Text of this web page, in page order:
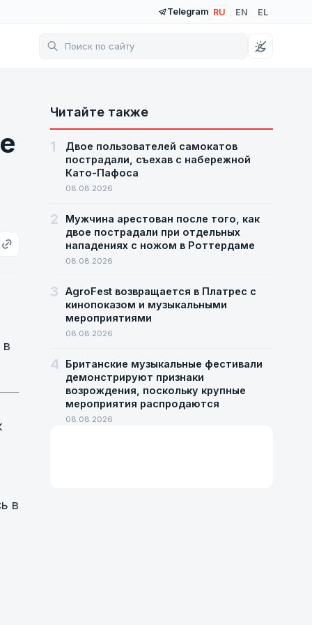
Telegram RU EN EL
в
Читайте также
1
Двое пользователей самокатов
пострадали, съехав с набережной
Като-Пафоса
08.08.2026
2
Мужчина арестован после того, как
двое пострадали при отдельных
нападениях с ножом в Роттердаме
08.08.2026
3
AgroFest возвращается в Платрес с
кинопоказом и музыкальными
мероприятиями
08.08.2026
4
Британские музыкальные фестивали
демонстрируют признаки
возрождения, поскольку крупные
мероприятия распродаются
08.08.2026